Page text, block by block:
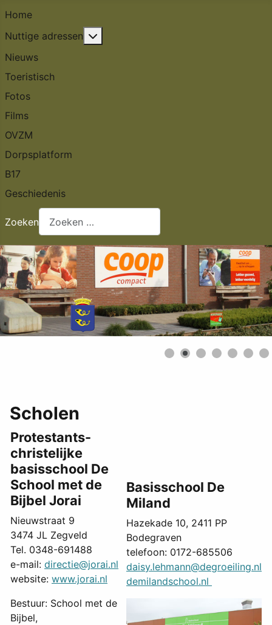
Home
Nuttige adressen
Nieuws
Toeristisch
Fotos
Films
OVZM
Dorpsplatform
B17
Geschiedenis
Zoeken
Scholen
Protestants-
christelijke
basisschool De
School met de
Bijbel Jorai
Nieuwstraat 9
3474 JL Zegveld
Tel. 0348-691488
e-mail: directie@jorai.nl
website: www.jorai.nl
Bestuur: School met de
Bijbel,
Basisschool De
Miland
Hazekade 10, 2411 PP
Bodegraven
telefoon: 0172-685506
daisy.lehmann@degroeiling.nl
demilandschool.nl